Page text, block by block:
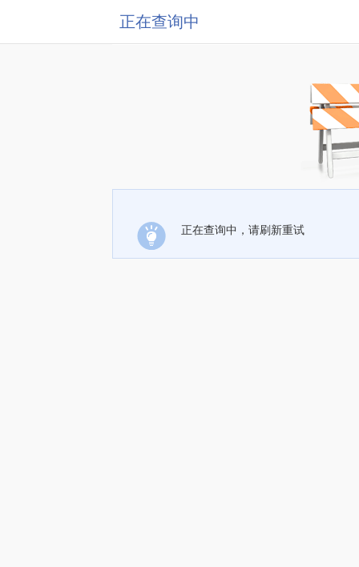
正在查询中
正在查询中，请刷新重试